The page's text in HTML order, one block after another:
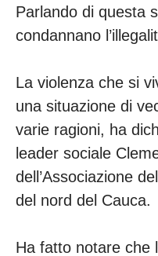
Parlando di questa
condannano
La violenza che si
una situazione di
varie ragioni, ha
leader sociale
dell’Associazione
del nord del Cauca.
Ha fatto notare che